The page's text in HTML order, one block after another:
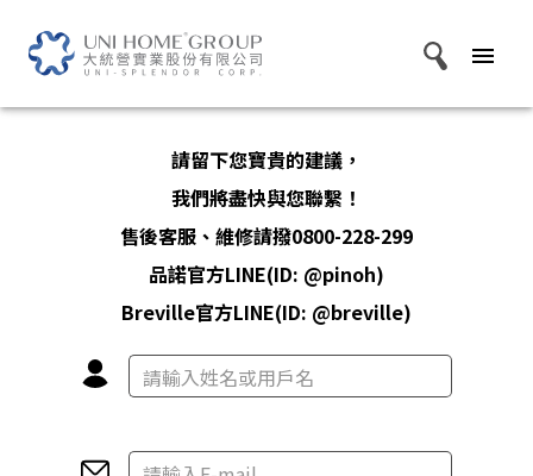
menu
請留下您寶貴的建議，
我們將盡快與您聯繫！
售後客服、維修請撥0800-228-299
品諾官方LINE(ID: @pinoh)
Breville官方LINE(ID: @breville)